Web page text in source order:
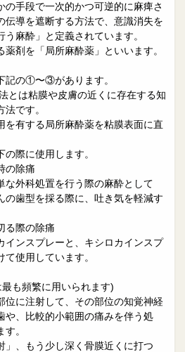
54-6622
はこちら
の手段で一次的かつ可逆的に麻痺さ
伝導を遮断する方法で、意識消失を
麻酔」と定義されています。
剤を「局所麻酔薬」といいます。
記の①〜③があります。
とは粘膜や皮膚の近くに存在する知
です。
を有する局所麻酔薬を粘膜表面に直
際に使用します。
の除痛
な外科処置を行う際の麻酔として
の歯型を採る際に、吐き気を軽減す
る際の除痛
インスプレーと、キシロカインスプ
使用しています。
も頻繁に用いられます)
位に注射して、その部位の知覚神経
や、比較的小範囲の痛みを伴う処
。
」、もう少し深く骨膜近くに打つ